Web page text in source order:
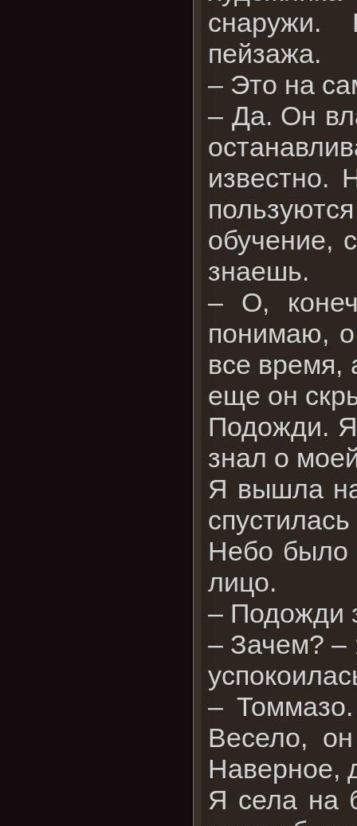
снаружи.
пейзажа.
– Это на
– Да. Он
известно.
обучение,
знаешь.
– О,
понимаю,
все время,
еще он
Подожди.
знал о
Я вышла
Небо было
лицо.
– Подожди
– Зачем? –
–
Весело,
Наверное,
Я села на